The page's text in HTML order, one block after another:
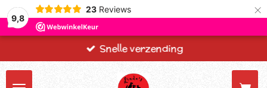
9,8
23 Reviews ×
Snelle verzending